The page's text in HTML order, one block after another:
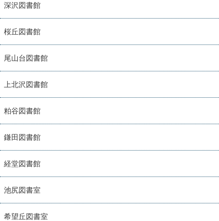
深沢図書館
桜丘図書館
尾山台図書館
上北沢図書館
粕谷図書館
鎌田図書館
経堂図書館
池尻図書室
希望丘図書室